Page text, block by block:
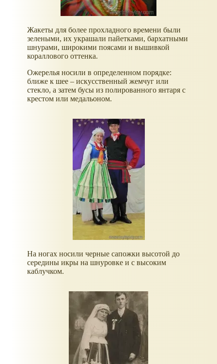
Жакеты для более прохладного времени были
зелеными, их украшали пайетками, бархатными
шнурами, широкими поясами и вышивкой
кораллового оттенка.
Ожерелья носили в определенном порядке:
ближе к шее – искусственный жемчуг или
стекло, а затем бусы из полированного янтаря с
крестом или медальоном.
На ногах носили черные сапожки высотой до
середины икры на шнуровке и с высоким
каблучком.